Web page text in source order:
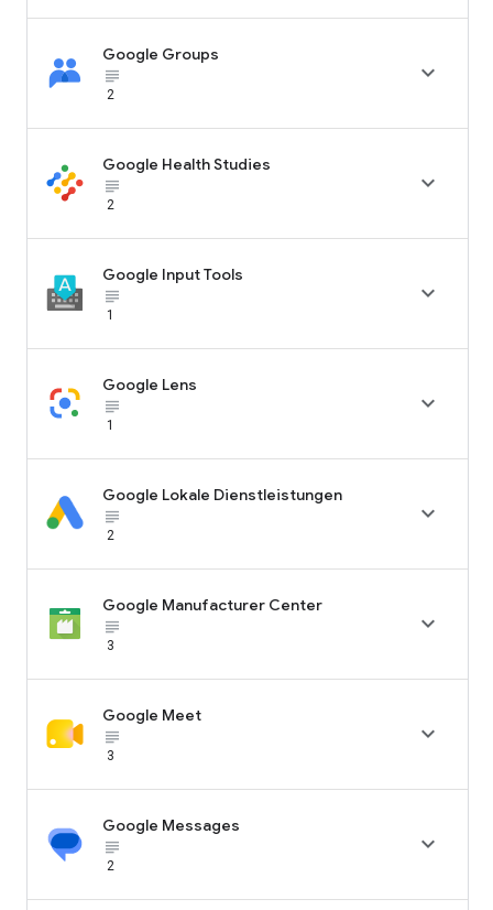
Google Groups
subject_black
2

Google Health Studies
subject_black
2

Google Input Tools
subject_black
1

Google Lens
subject_black
1

Google Lokale Dienstleistungen
subject_black
2

Google Manufacturer Center
subject_black
3

Google Meet
subject_black
3

Google Messages
subject_black
2
